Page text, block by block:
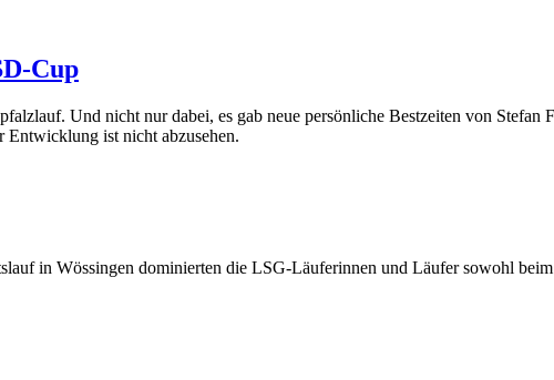
Cup
Und nicht nur dabei, es gab neue persönliche Bestzeiten von
Entwicklung ist nicht abzusehen.
in Wössingen dominierten die LSG-Läuferinnen und Läufer sowohl